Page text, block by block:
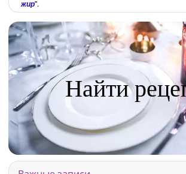
жир".
Найти